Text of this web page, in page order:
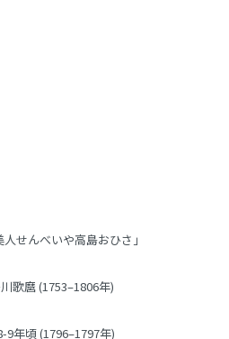
せんべいや高島おひさ」
歌麿 (1753–1806年)
9年頃 (1796–1797年)